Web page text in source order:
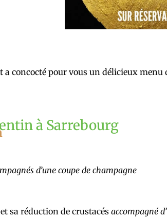
a concocté pour vous un délicieux menu
à Sarrebourg
d’une coupe de champagne
sa réduction de crustacés accompagné